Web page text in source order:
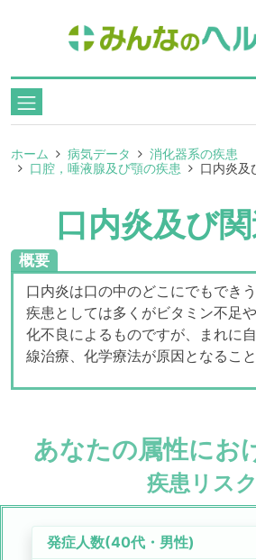
ホーム 病気データ
消化器系の疾患
口腔，唾液腺及び顎の疾患
口内炎及
口内炎及び
概要
口内炎は口の中のどこにでもでき
疾患としては多くがビタミン不足
化不良によるものですが、まれに
線治療、化学療法が原因となること
あなたの属性にお
疾患リスク
発症人数(40代 ・ 男性)